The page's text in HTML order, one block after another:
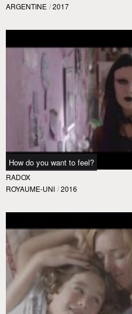
ARGENTINE / 2017
How do you want to feel?
RADOX
ROYAUME-UNI / 2016